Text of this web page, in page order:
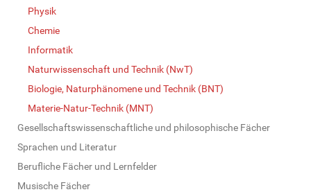
Physik
Chemie
Informatik
Naturwissenschaft und Technik (NwT)
Biologie, Naturphänomene und Technik (BNT)
Materie-Natur-Technik (MNT)
Gesellschaftswissenschaftliche und philosophische Fächer
Sprachen und Literatur
Berufliche Fächer und Lernfelder
Musische Fächer